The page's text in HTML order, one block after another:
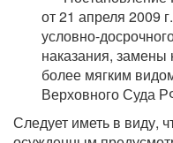
от 21 апреля 2009
условно-
наказания, замены
более мягким
Верховного Суда
Следует иметь в виду,